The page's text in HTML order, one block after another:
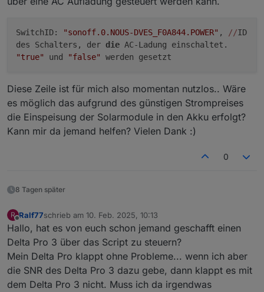
javascript.0	21:53:11.216	info
javascript.0	21:53:11.216	info
javascript.0	21:53:11.219	info
SwitchID: "sonoff.0.NOUS-DVES_F0A844.POWER" , //ID
des Schalters, der die AC-Ladung einschaltet.
"true"
und "false" werden gesetzt
Diese Zeile ist für mich also momentan nutzlos.. Wäre
es möglich das aufgrund des günstigen Strompreises
die Einspeisung der Solarmodule in den Akku erfolgt?
Kann mir da jemand helfen? Vielen Dank :)
0
8 Tagen später
R
Offline
Ralf77schrieb am 10. Feb. 2025, 10:13
zuletzt editiert von
Hallo, hat es von euch schon jemand geschafft einen
Delta Pro 3 über das Script zu steuern?
Mein Delta Pro klappt ohne Probleme... wenn ich aber
die SNR des Delta Pro 3 dazu gebe, dann klappt es mit
dem Delta Pro 3 nicht. Muss ich da irgendwas